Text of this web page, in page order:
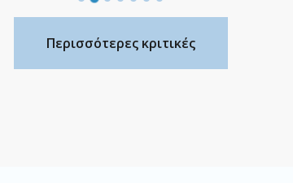
Περισσότερες κριτικές